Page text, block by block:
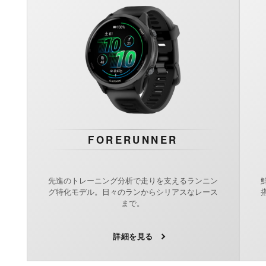
FORERUNNER
先進のトレーニング分析で走りを支えるランニン
グ特化モデル。日々のランからシリアスなレース
まで。
詳細を見る